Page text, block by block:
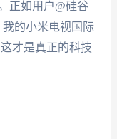
正如用户@硅谷
的小米电视国际
才是真正的科技